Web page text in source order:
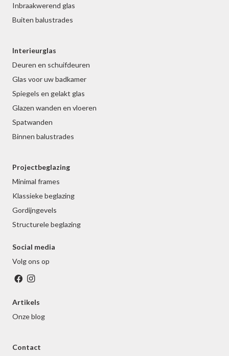
Inbraakwerend glas
Buiten balustrades
Interieurglas
Deuren en schuifdeuren
Glas voor uw badkamer
Spiegels en gelakt glas
Glazen wanden en vloeren
Spatwanden
Binnen balustrades
Projectbeglazing
Minimal frames
Klassieke beglazing
Gordijngevels
Structurele beglazing
Social media
Volg ons op
Artikels
Onze blog
Contact